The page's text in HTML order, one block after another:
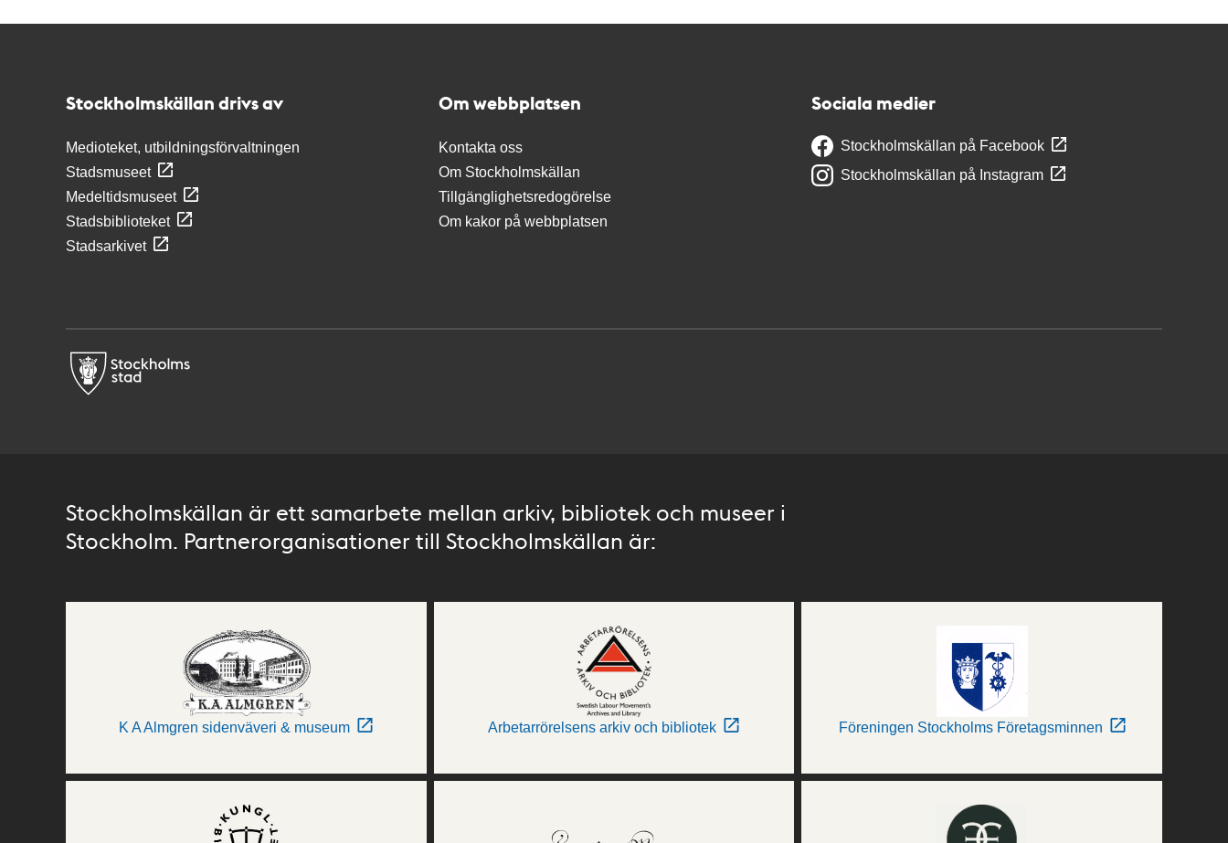
Stockholmskällan drivs av
Medioteket, utbildningsförvaltningen
Stadsmuseet
Medeltidsmuseet
Stadsbiblioteket
Stadsarkivet
Om webbplatsen
Kontakta oss
Om Stockholmskällan
Tillgänglighetsredogörelse
Om kakor på webbplatsen
Sociala medier
Stockholmskällan på Facebook
Stockholmskällan på Instagram
Stockholmskällan är ett samarbete mellan arkiv, bibliotek och museer i
Stockholm. Partnerorganisationer till Stockholmskällan är:
K A Almgren sidenväveri & museum Arbetarrörelsens arkiv och bibliotek Föreningen Stockholms Företagsminnen